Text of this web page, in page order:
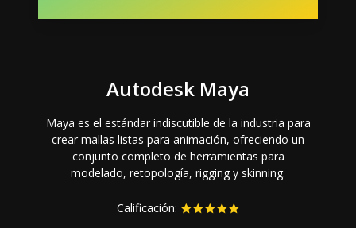
Autodesk Maya
Maya es el estándar indiscutible de la industria para
crear mallas listas para animación, ofreciendo un
conjunto completo de herramientas para
modelado, retopología, rigging y skinning.
Calificación: